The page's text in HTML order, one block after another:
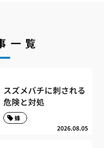
一覧
スズメバチに刺される
危険と対処
2026.08.05
蜂